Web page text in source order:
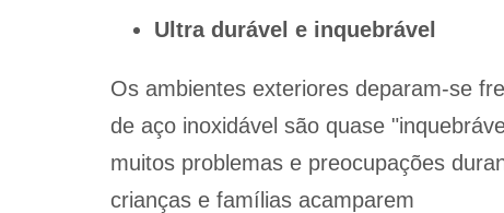
Ultra durável e inquebrável
Os ambientes exteriores deparam-se
de aço inoxidável são quase
muitos problemas e preocupações
crianças e famílias acamparem